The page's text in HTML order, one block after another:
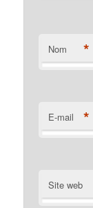
Nom *
E-mail *
Site web